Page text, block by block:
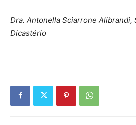
Dra. Antonella Sciarrone
Dicastério